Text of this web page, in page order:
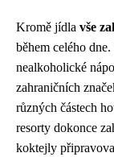
Kromě jídla vše
během celého
nealkoholické
zahraničních
různých částech
resorty dokonce
koktejly